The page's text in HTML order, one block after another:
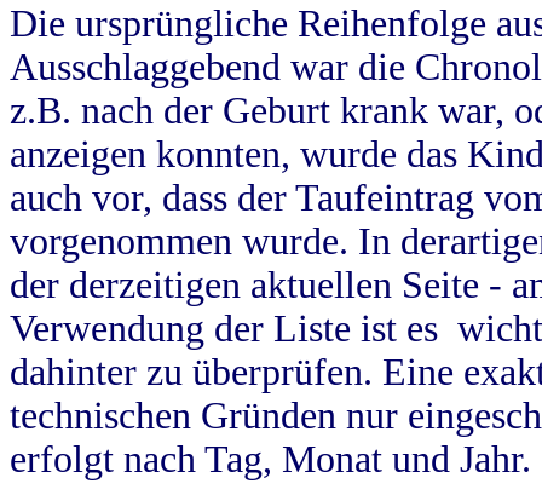
Die ursprüngliche Reihenfolge
Ausschlaggebend war die
z.B. nach der Geburt krank war,
anzeigen konnten, wurde das
auch vor, dass der Taufeintrag
vorgenommen wurde. In
der derzeitigen aktuellen Seite -
Verwendung der Liste ist es
dahinter zu überprüfen. Eine
technischen Gründen nur
erfolgt nach Tag, Monat und Jahr.